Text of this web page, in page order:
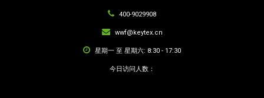
400-9029908
wwf@keytex.cn
星期一 至 星期六: 8:30 - 17:30
今日访问人数：